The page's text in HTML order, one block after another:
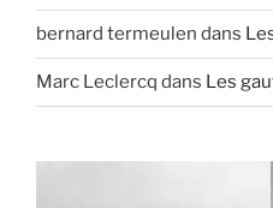
bernard termeulen dans
Marc Leclercq dans Les